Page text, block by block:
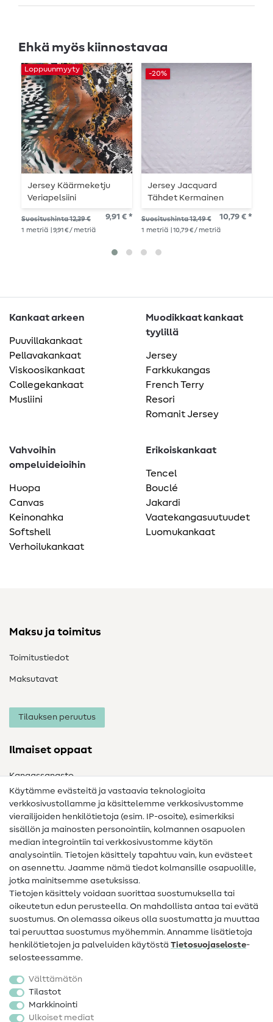
Ehkä myös kiinnostavaa
Loppuunmyyty
Jersey Käärmeketju
Veriapelsiini
Suositushinta 12,39 € 9,91 € *
1 metriä | 9,91 € / metriä
-20%
Jersey Jacquard
Tähdet Kermainen
Suositushinta 13,49 € 10,79 € *
1 metriä | 10,79 € / metriä
Kankaat arkeen
Puuvillakankaat
Pellavakankaat
Viskoosikankaat
Collegekankaat
Musliini
Muodikkaat kankaat
tyylillä
Jersey
Farkkukangas
French Terry
Resori
Romanit Jersey
Vahvoihin
ompeluideioihin
Huopa
Canvas
Keinonahka
Softshell
Verhoilukankaat
Erikoiskankaat
Tencel
Bouclé
Jakardi
Vaatekangasuutuudet
Luomukankaat
Maksu ja toimitus
Toimitustiedot
Maksutavat
Tilauksen peruutus
Ilmaiset oppaat
Kangassanasto
Ompelusanasto
Ompeluohjeet
Apua ja yhteystiedot
Yhteystiedot
Tietoa omistajanvaihdoksesta
Peruutusoikeus
Suosittu
Kankaat
Ompelutarvikkeet
Käytämme evästeitä ja vastaavia teknologioita
verkkosivustollamme ja käsittelemme verkkosivustomme
vierailijoiden henkilötietoja (esim. IP-osoite), esimerkiksi
sisällön ja mainosten personointiin, kolmannen osapuolen
median integrointiin tai verkkosivustomme käytön
analysointiin. Tietojen käsittely tapahtuu vain, kun evästeet
on asennettu. Jaamme nämä tiedot kolmansille osapuolille,
jotka mainitsemme asetuksissa.
Tietojen käsittely voidaan suorittaa suostumuksella tai
oikeutetun edun perusteella. On mahdollista antaa tai evätä
suostumus. On olemassa oikeus olla suostumatta ja muuttaa
tai peruuttaa suostumus myöhemmin. Annamme lisätietoja
henkilötietojen ja palveluiden käytöstä Tietosuojaseloste-
selosteessamme.
Välttämätön
Tilastot
Markkinointi
Ulkoiset mediat